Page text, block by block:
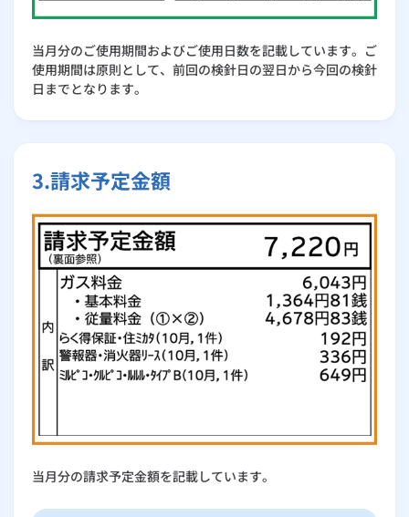
当月分のご使用期間およびご使用日数を記載しています。ご
使用期間は原則として、前回の検針日の翌日から今回の検針
日までとなります。
3.請求予定金額
当月分の請求予定金額を記載しています。